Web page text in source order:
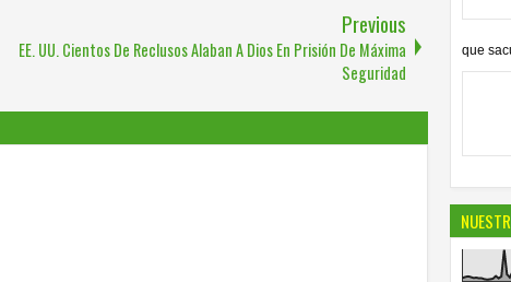
Previous
EE. UU. Cientos De Reclusos Alaban A Dios En Prisión De Máxima
Seguridad
que